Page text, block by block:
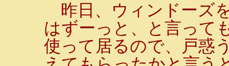
昨日、ウィンドーズ
はずーっと、と言って
使って居るので、戸惑